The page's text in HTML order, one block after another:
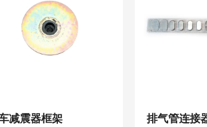
减震器框架 排气管连接